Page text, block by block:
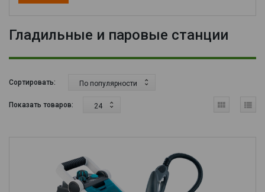
Гладильные и паровые станции
Сортировать: По популярности
Показать товаров: 24